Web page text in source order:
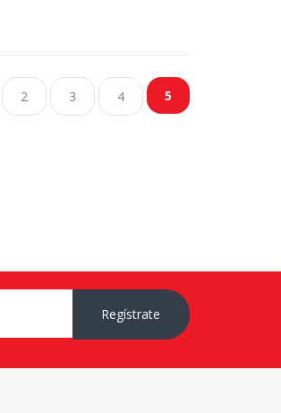
2 3 4 5
Regístrate